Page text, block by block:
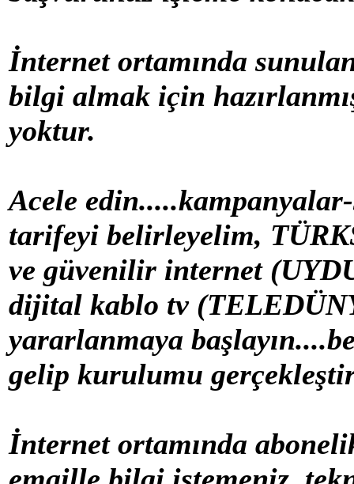
İnternet ortamında
bilgi almak için
yoktur.
Acele
tarifeyi belirleyelim,
ve güvenilir internet
dijital kablo tv
yararlanmaya
gelip kurulumu
İnternet ortamında